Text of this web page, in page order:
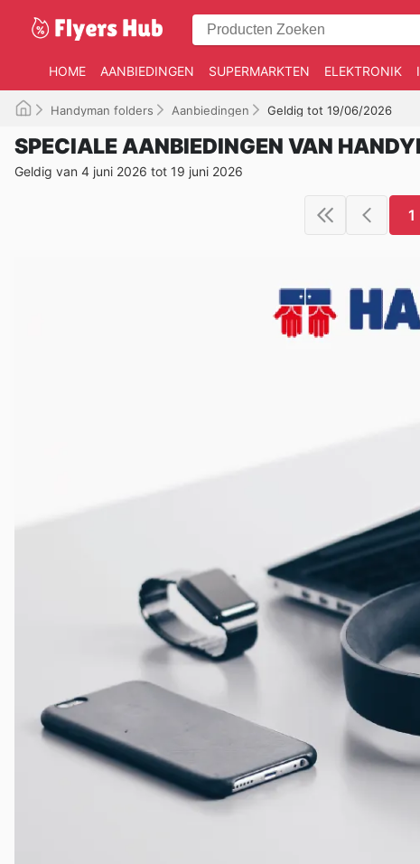
HOME AANBIEDINGEN SUPERMARKTEN ELEKTRONIK
Handyman folders Aanbiedingen Geldig tot 19/06/2026
SPECIALE AANBIEDINGEN VAN
Geldig van 4 juni 2026 tot 19 juni 2026
1